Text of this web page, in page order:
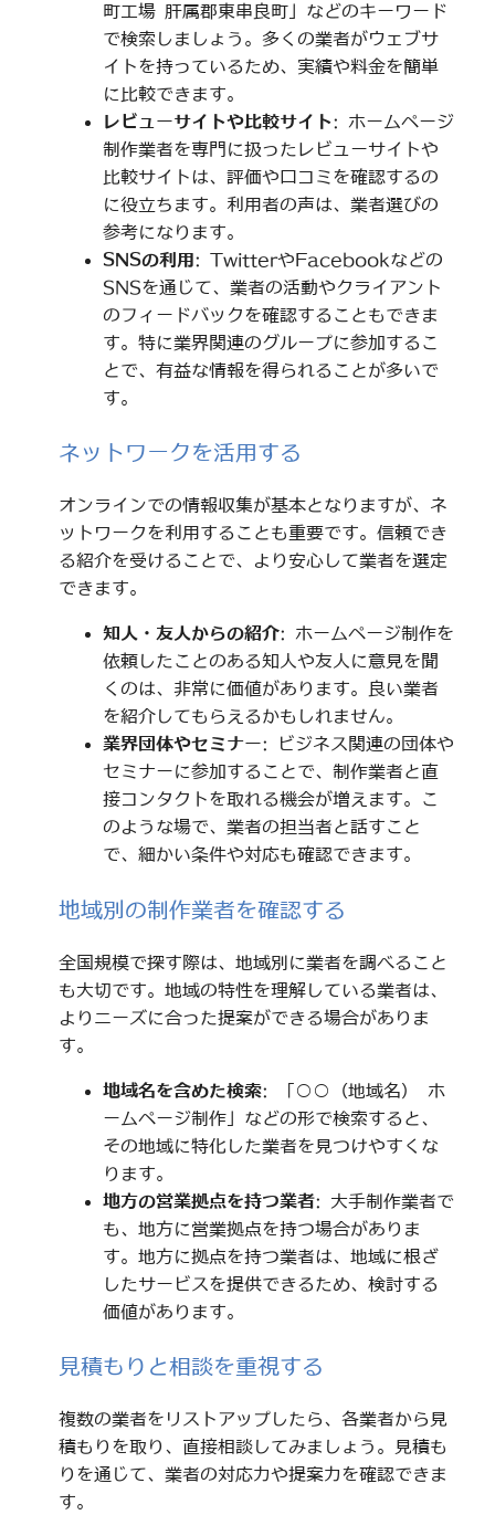
町工場 肝属郡東串良町」などのキーワード
で検索しましょう。多くの業者がウェブサ
イトを持っているため、実績や料金を簡単
に比較できます。
レビューサイトや比較サイト: ホームページ
制作業者を専門に扱ったレビューサイトや
比較サイトは、評価や口コミを確認するの
に役立ちます。利用者の声は、業者選びの
参考になります。
SNSの利用 : TwitterやFacebookなどの
SNSを通じて、業者の活動やクライアント
のフィードバックを確認することもできま
す。特に業界関連のグループに参加するこ
とで、有益な情報を得られることが多いで
す。
ネットワークを活用する
オンラインでの情報収集が基本となりますが、ネ
ットワークを利用することも重要です。信頼でき
る紹介を受けることで、より安心して業者を選定
できます。
知人・友人からの紹介: ホームページ制作を
依頼したことのある知人や友人に意見を聞
くのは、非常に価値があります。良い業者
を紹介してもらえるかもしれません。
業界団体やセミナー: ビジネス関連の団体や
セミナーに参加することで、制作業者と直
接コンタクトを取れる機会が増えます。こ
のような場で、業者の担当者と話すこと
で、細かい条件や対応も確認できます。
地域別の制作業者を確認する
全国規模で探す際は、地域別に業者を調べること
も大切です。地域の特性を理解している業者は、
よりニーズに合った提案ができる場合がありま
す。
地域名を含めた検索: 「○○（地域名） ホ
ームページ制作」などの形で検索すると、
その地域に特化した業者を見つけやすくな
ります。
地方の営業拠点を持つ業者: 大手制作業者で
も、地方に営業拠点を持つ場合がありま
す。地方に拠点を持つ業者は、地域に根ざ
したサービスを提供できるため、検討する
価値があります。
見積もりと相談を重視する
複数の業者をリストアップしたら、各業者から見
積もりを取り、直接相談してみましょう。見積も
りを通じて、業者の対応力や提案力を確認できま
す。